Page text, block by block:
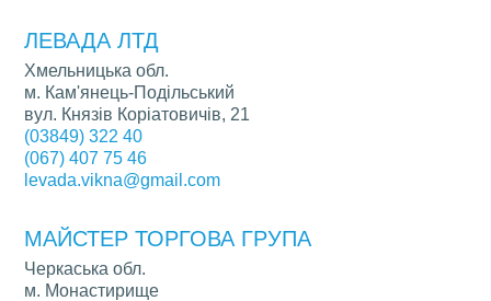
ЛЕВАДА ЛТД
Хмельницька обл.
м. Кам'янець-Подільський
вул. Князів Коріатовичів, 21
(03849) 322 40
(067) 407 75 46
levada.vikna@gmail.com
МАЙСТЕР ТОРГОВА ГРУПА
Черкаська обл.
м. Монастирище